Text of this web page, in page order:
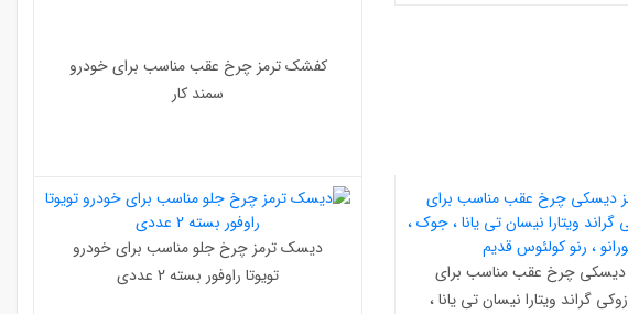
کفشک ترمز چرخ عقب مناسب برای خودرو
سمند کار
دیسکی چرخ عقب مناسب برای
گراند ویتارا نیسان تی یانا ،
دیسک ترمز چرخ جلو مناسب برای خودرو
تویوتا راوفور بسته 2 عددی